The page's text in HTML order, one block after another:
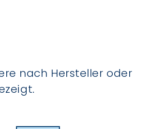
nach Hersteller oder